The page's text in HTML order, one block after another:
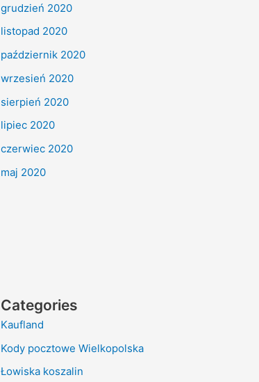
grudzień 2020
listopad 2020
październik 2020
wrzesień 2020
sierpień 2020
lipiec 2020
czerwiec 2020
maj 2020
Categories
Kaufland
Kody pocztowe Wielkopolska
Łowiska koszalin